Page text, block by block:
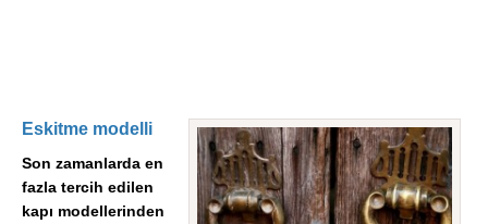
Eskitme modelli
Son zamanlarda en
fazla tercih edilen
kapı modellerinden